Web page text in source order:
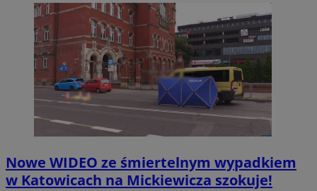
Nowe WIDEO ze śmiertelnym wypadkiem
w Katowicach na Mickiewicza szokuje!